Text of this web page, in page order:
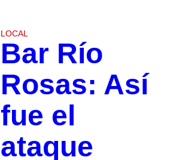
LOCAL
Bar Río
Rosas: Así
fue el
ataque